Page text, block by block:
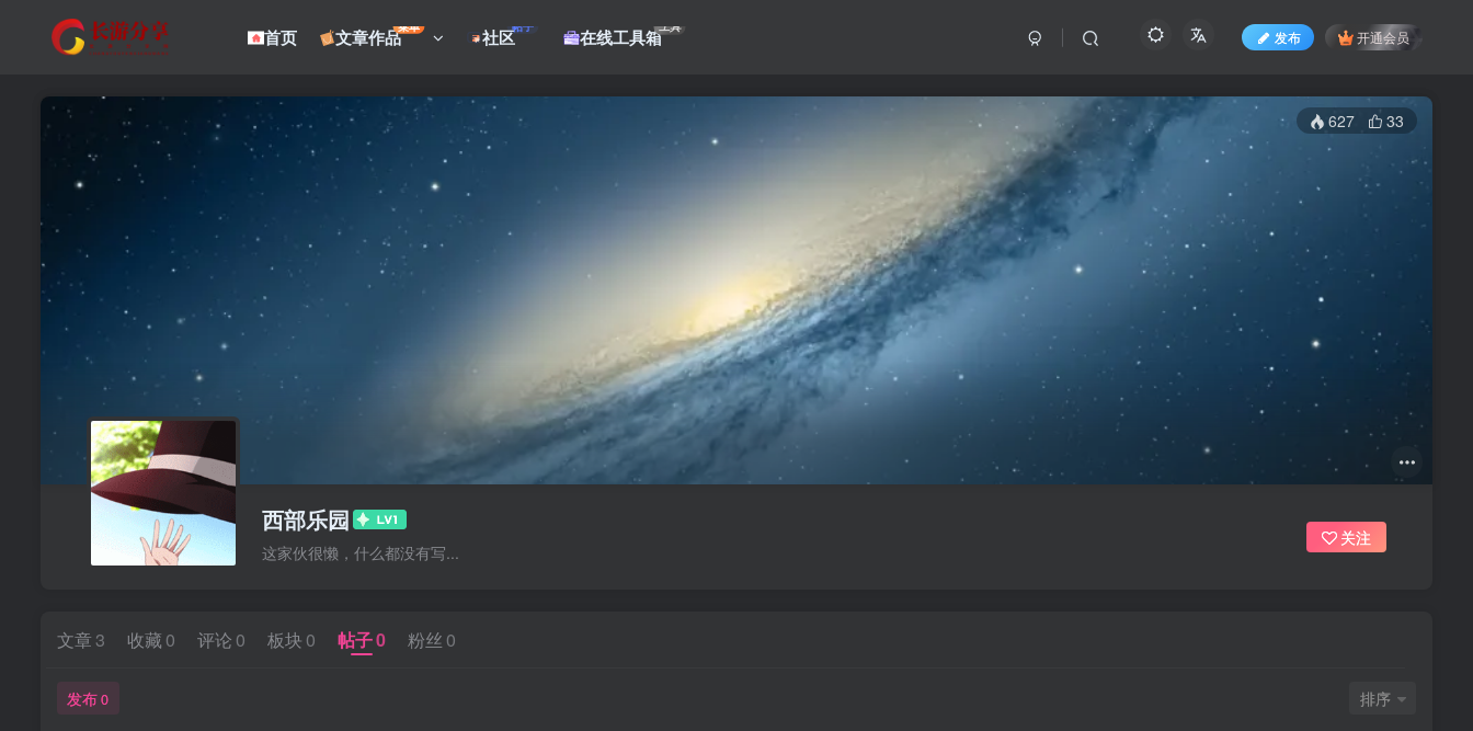
首页 文章作品菜单 社区帖子 在线工具箱工具
发布 开通会员
627 33
西部乐园
这家伙很懒，什么都没有写...
关注
文章 3 收藏 0 评论 0 板块 0 帖子0 粉丝 0
发布0 排序